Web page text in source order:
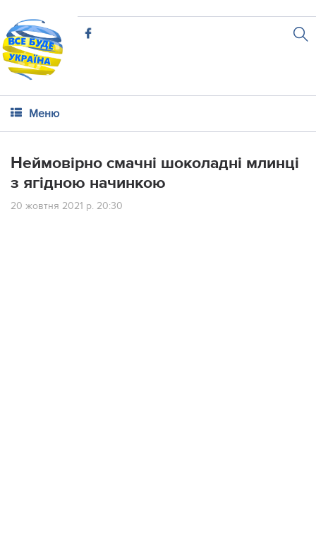
Меню
Неймовірно смачні шоколадні млинці
з ягідною начинкою
20 жовтня 2021 р. 20:30